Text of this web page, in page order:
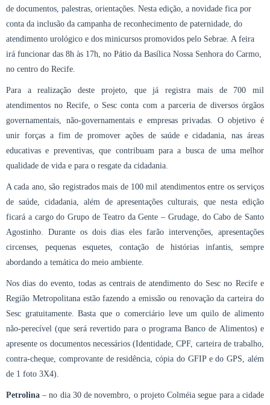
de documentos, palestras, orientações. Nesta edição, a novidade fica por
conta da inclusão da campanha de reconhecimento de paternidade, do
atendimento urológico e dos minicursos promovidos pelo Sebrae. A feira
irá funcionar das 8h às 17h, no Pátio da Basílica Nossa Senhora do Carmo,
no centro do Recife.
Para a realização deste projeto, que já registra mais de 700 mil
atendimentos no Recife, o Sesc conta com a parceria de diversos órgãos
governamentais, não-governamentais e empresas privadas. O objetivo é
unir forças a fim de promover ações de saúde e cidadania, nas áreas
educativas e preventivas, que contribuam para a busca de uma melhor
qualidade de vida e para o resgate da cidadania.
A cada ano, são registrados mais de 100 mil atendimentos entre os serviços
de saúde, cidadania, além de apresentações culturais, que nesta edição
ficará a cargo do Grupo de Teatro da Gente – Grudage, do Cabo de Santo
Agostinho. Durante os dois dias eles farão intervenções, apresentações
circenses, pequenas esquetes, contação de histórias infantis, sempre
abordando a temática do meio ambiente.
Nos dias do evento, todas as centrais de atendimento do Sesc no Recife e
Região Metropolitana estão fazendo a emissão ou renovação da carteira do
Sesc gratuitamente. Basta que o comerciário leve um quilo de alimento
não-perecível (que será revertido para o programa Banco de Alimentos) e
apresente os documentos necessários (Identidade, CPF, carteira de trabalho,
contra-cheque, comprovante de residência, cópia do GFIP e do GPS, além
de 1 foto 3X4).
Petrolina– no dia 30 de novembro, o projeto Colméia segue para a cidade